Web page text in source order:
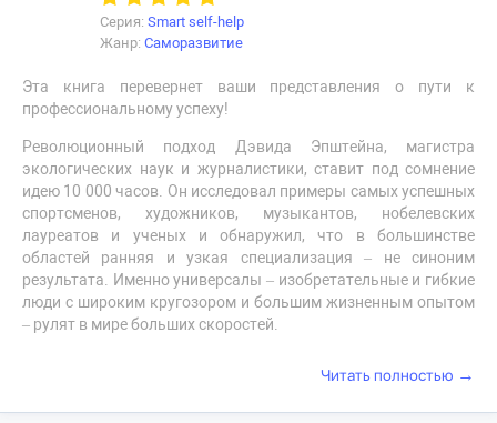
Серия: Smart self-help
Жанр: Саморазвитие
Эта книга перевернет ваши представления о пути к
профессиональному успеху!
Революционный подход Дэвида Эпштейна, магистра
экологических наук и журналистики, ставит под сомнение
идею 10 000 часов. Он исследовал примеры самых успешных
спортсменов, художников, музыкантов, нобелевских
лауреатов и ученых и обнаружил, что в большинстве
областей ранняя и узкая специализация – не синоним
результата. Именно универсалы – изобретательные и гибкие
люди с широким кругозором и большим жизненным опытом
– рулят в мире больших скоростей.
Читать полностью →